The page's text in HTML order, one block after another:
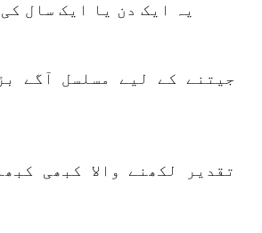
یہ ایک دن یا ایک سال
جیتنے کے لیے مسلسل آگے
تقدیر لکھنے والا کبھی